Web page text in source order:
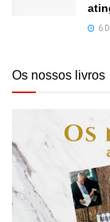
6
Os nossos livros